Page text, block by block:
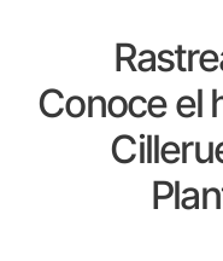
Conoce el